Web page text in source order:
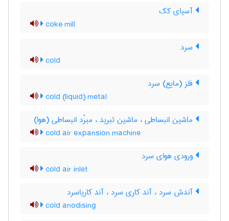
آسیای کک
coke mill
سرد
cold
فلز (مایع) سرد
cold (liquid) metal
ماشین انبساطی ، ماشین تبرید ، مبرّد انبساطی (هوا)
cold air expansion machine
ورودی هوای سرد
cold air inlet
آندش سرد ، آند کاری سرد ، آند کاریاسرد
cold anodising